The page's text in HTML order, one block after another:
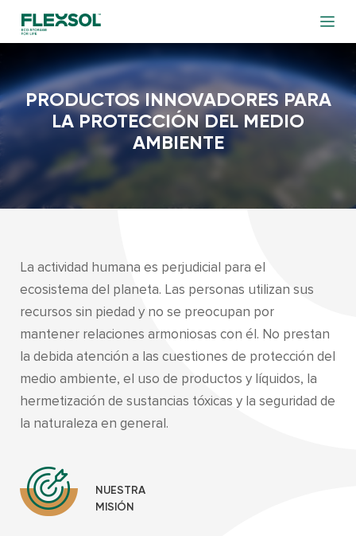
PRODUCTOS INNOVADORES PARA
LA PROTECCIÓN DEL MEDIO
AMBIENTE
La actividad humana es perjudicial para el
ecosistema del planeta. Las personas utilizan sus
recursos sin piedad y no se preocupan por
mantener relaciones armoniosas con él. No prestan
la debida atención a las cuestiones de protección del
medio ambiente, el uso de productos y líquidos, la
hermetización de sustancias tóxicas y la seguridad de
la naturaleza en general.
NUESTRA
MISIÓN